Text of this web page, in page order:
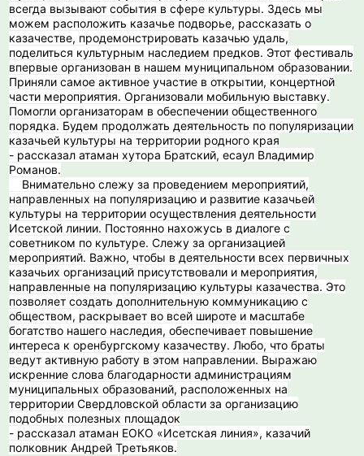
всегда вызывают события в сфере культуры. Здесь мы
можем расположить казачье подворье, рассказать о
казачестве, продемонстрировать казачью удаль,
поделиться культурным наследием предков. Этот фестиваль
впервые организован в нашем муниципальном образовании.
Приняли самое активное участие в открытии, концертной
части мероприятия. Организовали мобильную выставку.
Помогли организаторам в обеспечении общественного
порядка. Будем продолжать деятельность по популяризации
казачьей культуры на территории родного края
- рассказал атаман хутора Братский, есаул Владимир
Романов.
Внимательно слежу за проведением мероприятий,
направленных на популяризацию и развитие казачьей
культуры на территории осуществления деятельности
Исетской линии. Постоянно нахожусь в диалоге с
советником по культуре. Слежу за организацией
мероприятий. Важно, чтобы в деятельности всех первичных
казачьих организаций присутствовали и мероприятия,
направленные на популяризацию культуры казачества. Это
позволяет создать дополнительную коммуникацию с
обществом, раскрывает во всей широте и масштабе
богатство нашего наследия, обеспечивает повышение
интереса к оренбургскому казачеству. Любо, что браты
ведут активную работу в этом направлении. Выражаю
искренние слова благодарности администрациям
муниципальных образований, расположенных на
территории Свердловской области за организацию
подобных полезных площадок
- рассказал атаман ЕОКО «Исетская линия», казачий
полковник Андрей Третьяков.